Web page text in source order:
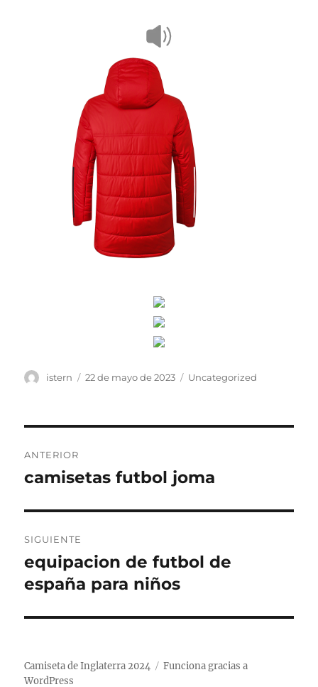
Autor
istern
Publicado
22 de mayo de 2023 Categorías
Uncategorized
de
ANTERIOR
Entrada
camisetas futbol joma
SIGUIENTE
Entrada
siguiente:
equipacion de futbol de
españa para niños
Camiseta de Inglaterra 2024
Funciona gracias a
WordPress